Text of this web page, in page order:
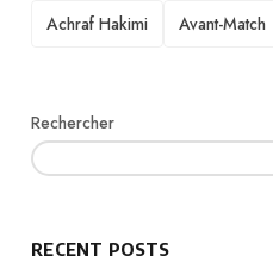
TAGS
Achraf Hakimi Avant-Match
Rechercher
RECENT POSTS